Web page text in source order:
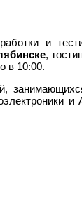
и
,
в 10:00.